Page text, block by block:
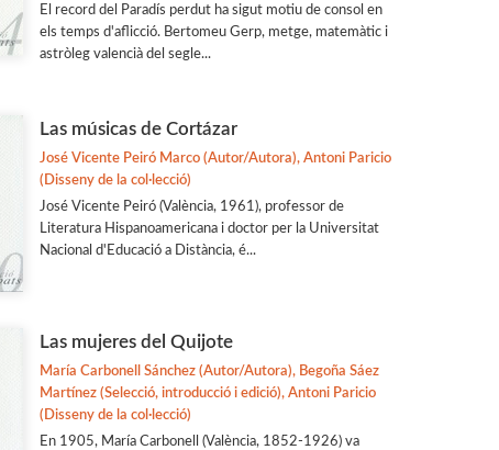
El record del Paradís perdut ha sigut motiu de consol en
els temps d'aflicció. Bertomeu Gerp, metge, matemàtic i
astròleg valencià del segle...
Las músicas de Cortázar
José Vicente Peiró Marco (Autor/Autora), Antoni Paricio
(Disseny de la col·lecció)
José Vicente Peiró (València, 1961), professor de
Literatura Hispanoamericana i doctor per la Universitat
Nacional d'Educació a Distància, é...
Las mujeres del Quijote
María Carbonell Sánchez (Autor/Autora), Begoña Sáez
Martínez (Selecció, introducció i edició), Antoni Paricio
(Disseny de la col·lecció)
En 1905, María Carbonell (València, 1852-1926) va